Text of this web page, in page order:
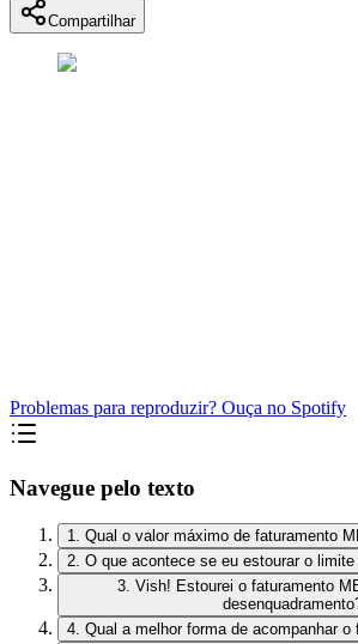
Compartilhar
Problemas para reproduzir? Ouça no Spotify
Navegue pelo texto
1. Qual o valor máximo de faturamento
2. O que acontece se eu estourar o
3. Vish! Estourei o faturamento
4. Qual a melhor forma de acompanhar o